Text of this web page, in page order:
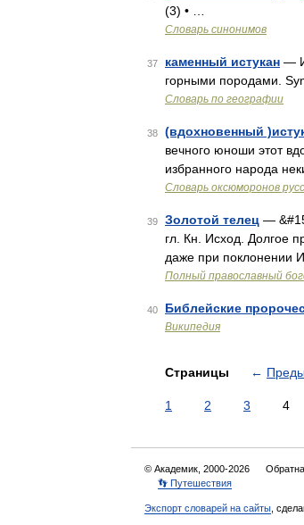
(3) • …
Словарь синонимов
37 каменный истукан —
горными породами.
Словарь по географии
38 (вдохновенный
вечного юноши этот
избранного народа
Словарь оксюморонов
39 Золотой телец —
гл. Кн. Исход. Долгое
даже при поклонении
Полный православный
40 Библейские
Википедия
Страницы ←
1 2 3 4
© Академик, 2000-2026
👣 Путешествия
Экспорт словарей на сайты ,